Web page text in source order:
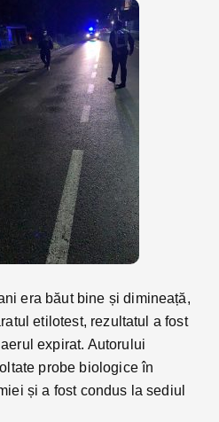
era băut bine și dimineață,
etilotest, rezultatul a fost
expirat. Autorului
probe biologice în
și a fost condus la sediul